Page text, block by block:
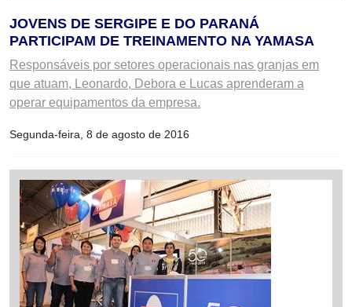
JOVENS DE SERGIPE E DO PARANÁ
PARTICIPAM DE TREINAMENTO NA YAMASA
Responsáveis por setores operacionais nas granjas em
que atuam, Leonardo, Debora e Lucas aprenderam a
operar equipamentos da empresa.
Segunda-feira, 8 de agosto de 2016